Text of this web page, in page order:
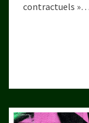
contractuels »…